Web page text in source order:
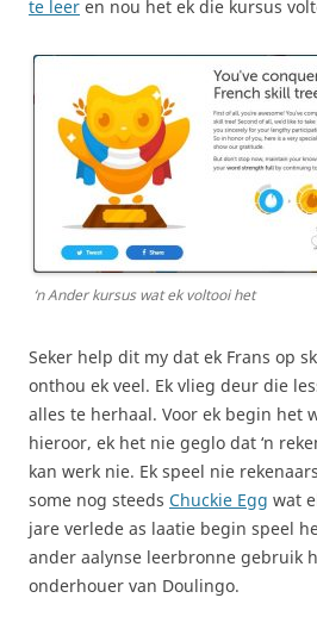
te leer en nou het ek die kursus
‘n Ander kursus wat ek voltooi het
Seker help dit my dat ek Frans op
onthou ek veel. Ek vlieg deur die
alles te herhaal. Voor ek begin het
hieroor, ek het nie geglo dat ‘n
kan werk nie. Ek speel nie
some nog steeds Chuckie Egg wat
jare verlede as laatie begin speel
ander aalynse leerbronne gebruik
onderhouer van Doulingo.